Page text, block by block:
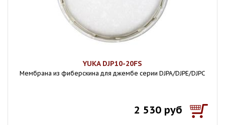
YUKA DJP10-20FS
Мембрана из фиберскина для джембе серии DJPA/DJPE/DJPC
2 530 руб